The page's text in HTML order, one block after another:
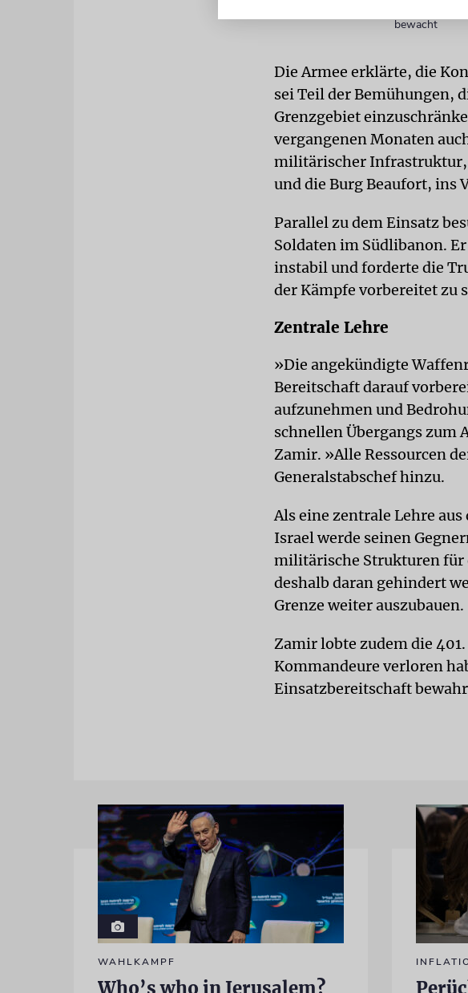
bewacht
Die Armee erklärte, die
sei Teil der Bemühungen,
Grenzgebiet
vergangenen Monaten
militärischer Infrastruktur,
und die Burg Beaufort, ins
Parallel zu dem Einsatz
Soldaten im Südlibanon.
instabil und forderte die
der Kämpfe vorbereitet zu
Zentrale Lehre
»Die angekündigte
Bereitschaft darauf
aufzunehmen und
schnellen Übergangs
Zamir. »Alle Ressourcen
Generalstabschef hinzu.
Als eine zentrale Lehre
Israel werde seinen
militärische Strukturen für
deshalb daran gehindert
Grenze weiter auszubauen.
Zamir lobte zudem die
Kommandeure verloren
Einsatzbereitschaft
WAHLKAMPF
Who’s who in Jerusalem?